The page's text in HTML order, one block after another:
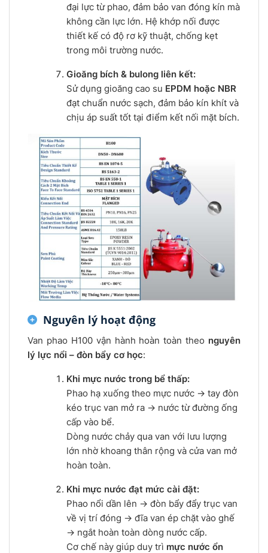
đại lực từ phao, đảm bảo van đóng kín mà
không cần lực lớn. Hệ khớp nối được
thiết kế có độ rơ kỹ thuật, chống kẹt
trong môi trường nước.
Gioăng bích & bulong liên kết:
Sử dụng gioăng cao su EPDM hoặc NBR
đạt chuẩn nước sạch, đảm bảo kín khít và
chịu áp suất tốt tại điểm kết nối mặt bích.
Nguyên lý hoạt động
Van phao H100 vận hành hoàn toàn theo nguyên
lý lực nổi – đòn bẩy cơ học:
Khi mực nước trong bể thấp:
Phao hạ xuống theo mực nước → tay đòn
kéo trục van mở ra → nước từ đường ống
cấp vào bể.
Dòng nước chảy qua van với lưu lượng
lớn nhờ khoang thân rộng và cửa van mở
hoàn toàn.
Khi mực nước đạt mức cài đặt:
Phao nổi dần lên → đòn bẩy đẩy trục van
về vị trí đóng → đĩa van ép chặt vào ghế
→ ngắt hoàn toàn dòng nước cấp.
Cơ chế này giúp duy trì mực nước ổn